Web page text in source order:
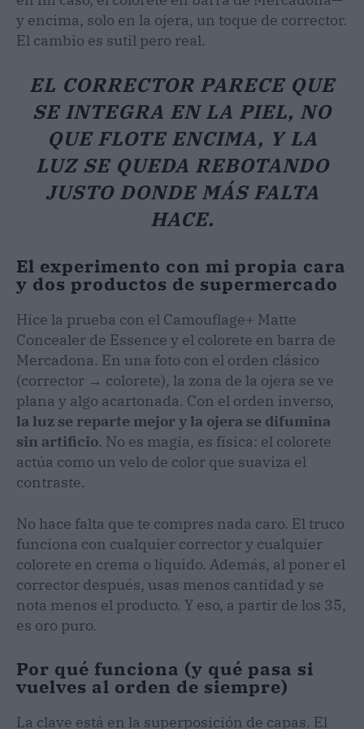
y encima, solo en la ojera, un toque de corrector.
El cambio es sutil pero real.
EL CORRECTOR PARECE QUE
SE INTEGRA EN LA PIEL, NO
QUE FLOTE ENCIMA, Y LA
LUZ SE QUEDA REBOTANDO
JUSTO DONDE MÁS FALTA
HACE.
El experimento con mi propia cara
y dos productos de supermercado
Hice la prueba con el Camouflage+ Matte
Concealer de Essence y el colorete en barra de
Mercadona. En una foto con el orden clásico
(corrector → colorete), la zona de la ojera se ve
plana y algo acartonada. Con el orden inverso,
la luz se reparte mejor y la ojera se difumina
sin artificio. No es magia, es física: el colorete
actúa como un velo de color que suaviza el
contraste.
No hace falta que te compres nada caro. El truco
funciona con cualquier corrector y cualquier
colorete en crema o líquido. Además, al poner el
corrector después, usas menos cantidad y se
nota menos el producto. Y eso, a partir de los 35,
es oro puro.
Por qué funciona (y qué pasa si
vuelves al orden de siempre)
La clave está en la superposición de capas. El